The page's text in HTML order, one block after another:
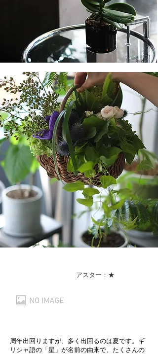
アスター：★
周年出回りますが、多く出回るのは夏です。ギ
リシャ語の「星」が名前の由来で、たくさんの